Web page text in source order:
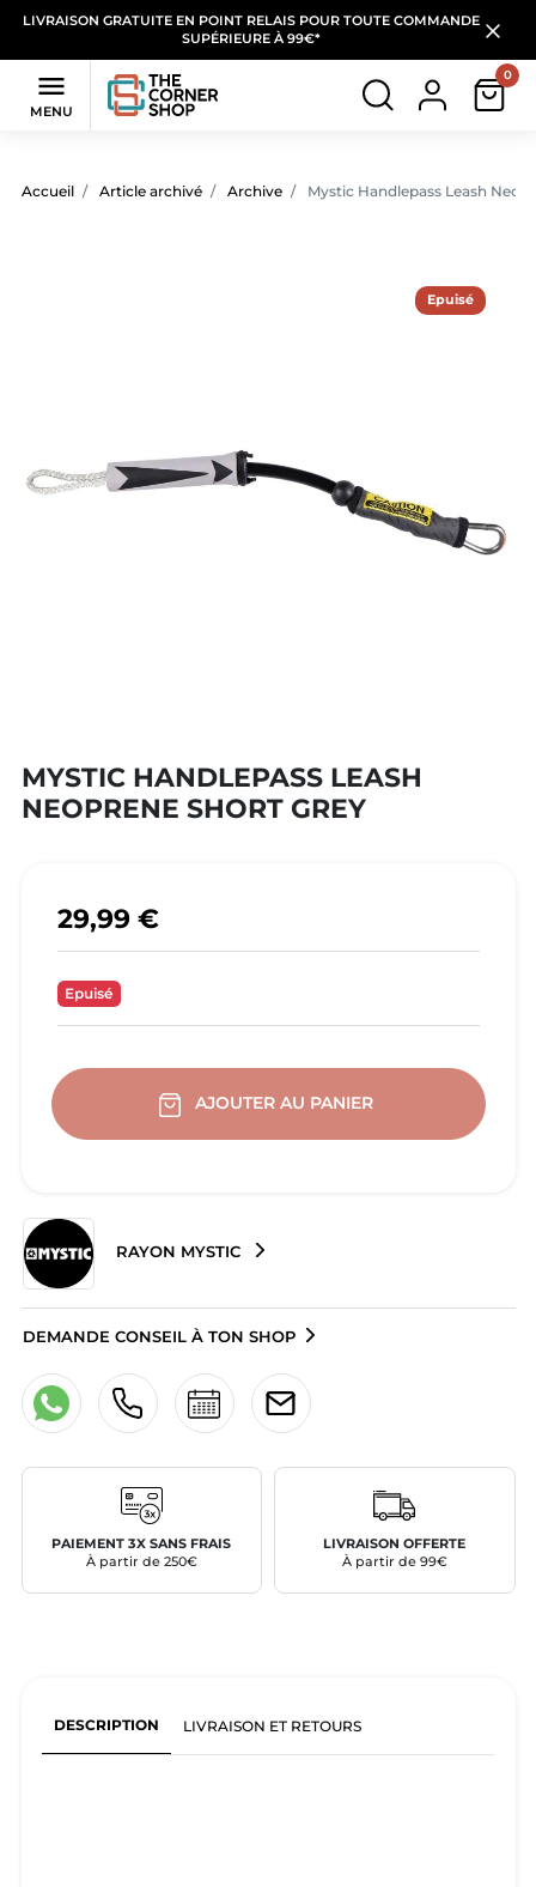
LIVRAISON GRATUITE EN POINT RELAIS POUR TOUTE COMMANDE
SUPÉRIEURE À 99€*

MENU
0
Accueil Article archivé Archive Mystic Handlepass Leash
Epuisé
MYSTIC HANDLEPASS LEASH
NEOPRENE SHORT GREY
29,99 €
Epuisé
AJOUTER AU PANIER
RAYON MYSTIC
DEMANDE CONSEIL À TON SHOP
PAIEMENT 3X SANS FRAIS
À partir de 250€
LIVRAISON OFFERTE
À partir de 99€
DESCRIPTION LIVRAISON ET RETOURS